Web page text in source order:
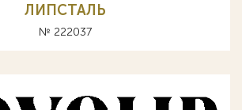
ЛИПСТАЛЬ
№ 222037